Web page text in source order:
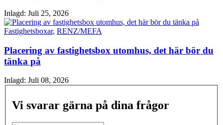
Inlagd: Juli 25, 2026
Fastighetsboxar, RENZ/MEFA
Placering av fastighetsbox utomhus, det här bör du
tänka på
Inlagd: Juli 08, 2026
Vi svarar gärna på dina frågor